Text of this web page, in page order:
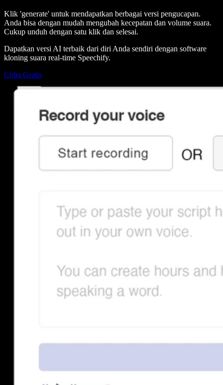
Klik 'generate' untuk mendapatkan berbagai versi pengucapan.
Anda bisa dengan mudah mengubah kecepatan dan volume suara.
Cukup unduh dengan satu klik dan selesai.
Dapatkan versi AI terbaik dari diri Anda sendiri dengan software
kloning suara real-time Speechify.
Coba Gratis